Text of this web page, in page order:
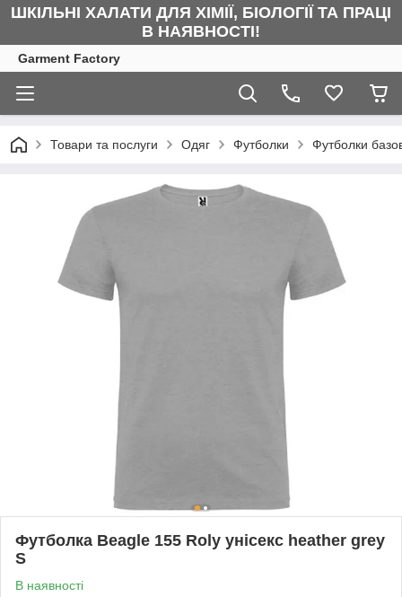
ШКІЛЬНІ ХАЛАТИ ДЛЯ ХІМІЇ, БІОЛОГІЇ ТА ПРАЦІ
В НАЯВНОСТІ!
Garment Factory
Товари та послуги Одяг Футболки Футболки
Футболка Beagle 155 Roly унісекс heather grey
S
В наявності